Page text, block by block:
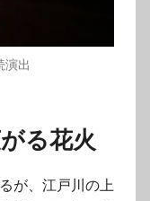
演出
る花火
が、江戸川の上